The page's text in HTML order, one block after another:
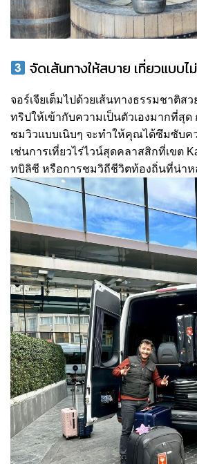
จัดเส้นทางให้สบาย เที่ยวแบบไ
จอร์เจียเต็มไปด้วยเส้นทางธรรมชาติส
ทริปให้เข้ากับความเป็นตัวเองมากที่สุด
ชมวิวแบบเนิบๆ จะทำให้คุณได้ซึมซับค
เช่นการเที่ยวไร่ไวน์สุดคลาสสิกที่เขต
ทบิลิซี หรือการชมวิถีชีวิตท้องถิ่นที่น่าห